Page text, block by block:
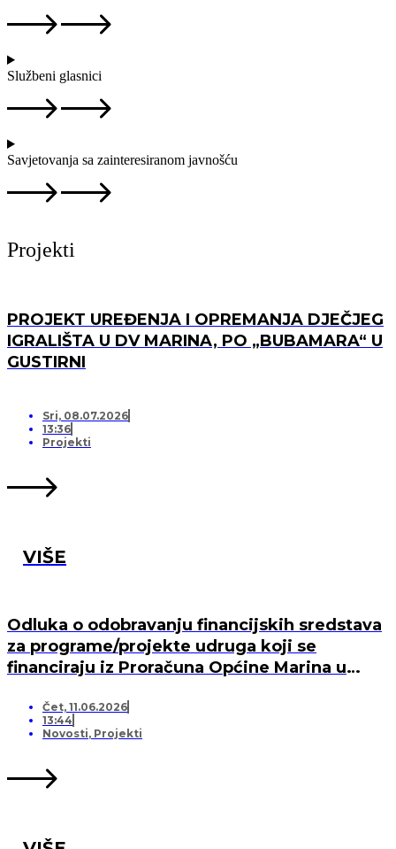
Službeni glasnici
Savjetovanja sa zainteresiranom javnošću
Projekti
PROJEKT UREĐENJA I OPREMANJA DJEČJEG
IGRALIŠTA U DV MARINA, PO „BUBAMARA“ U
GUSTIRNI
Sri, 08.07.2026
13:36
Projekti
VIŠE
Odluka o odobravanju financijskih sredstava
za programe/projekte udruga koji se
financiraju iz Proračuna Općine Marina u
Čet, 11.06.2026
13:44
Novosti, Projekti